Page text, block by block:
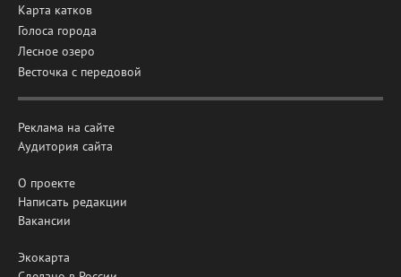
Карта катков
Голоса города
Лесное озеро
Весточка с передовой
Реклама на сайте
Аудитория сайта
О проекте
Написать редакции
Вакансии
Экокарта